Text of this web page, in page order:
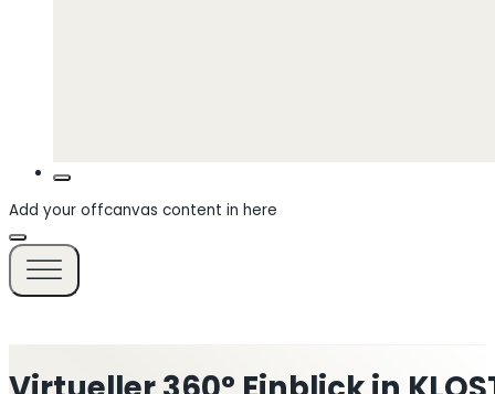
Add your offcanvas content in here